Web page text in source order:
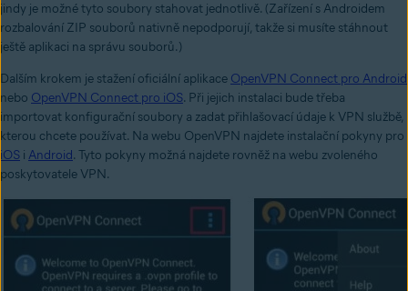
jindy je možné tyto soubory stahovat jednotlivě. (Zařízení s Androidem
rozbalování ZIP souborů nativně nepodporují, takže si musíte stáhnout
ještě aplikaci na správu souborů.)
Dalším krokem je stažení oficiální aplikace OpenVPN Connect pro Android
nebo OpenVPN Connect pro iOS. Při jejich instalaci bude třeba
importovat konfigurační soubory a zadat přihlašovací údaje k VPN službě,
kterou chcete používat. Na webu OpenVPN najdete instalační pokyny pro
iOS i Android. Tyto pokyny možná najdete rovněž na webu zvoleného
poskytovatele VPN.